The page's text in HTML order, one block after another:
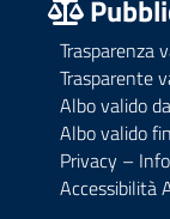
Trasparenza
Trasparente
Albo valido
Albo valido
Privacy –
Accessibilità